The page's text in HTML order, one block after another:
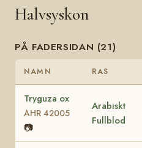
Halvsyskon
PÅ FADERSIDAN (21)
NAMN RAS
Tryguza ox
AHR 42005
📷
Arabiskt
Fullblod